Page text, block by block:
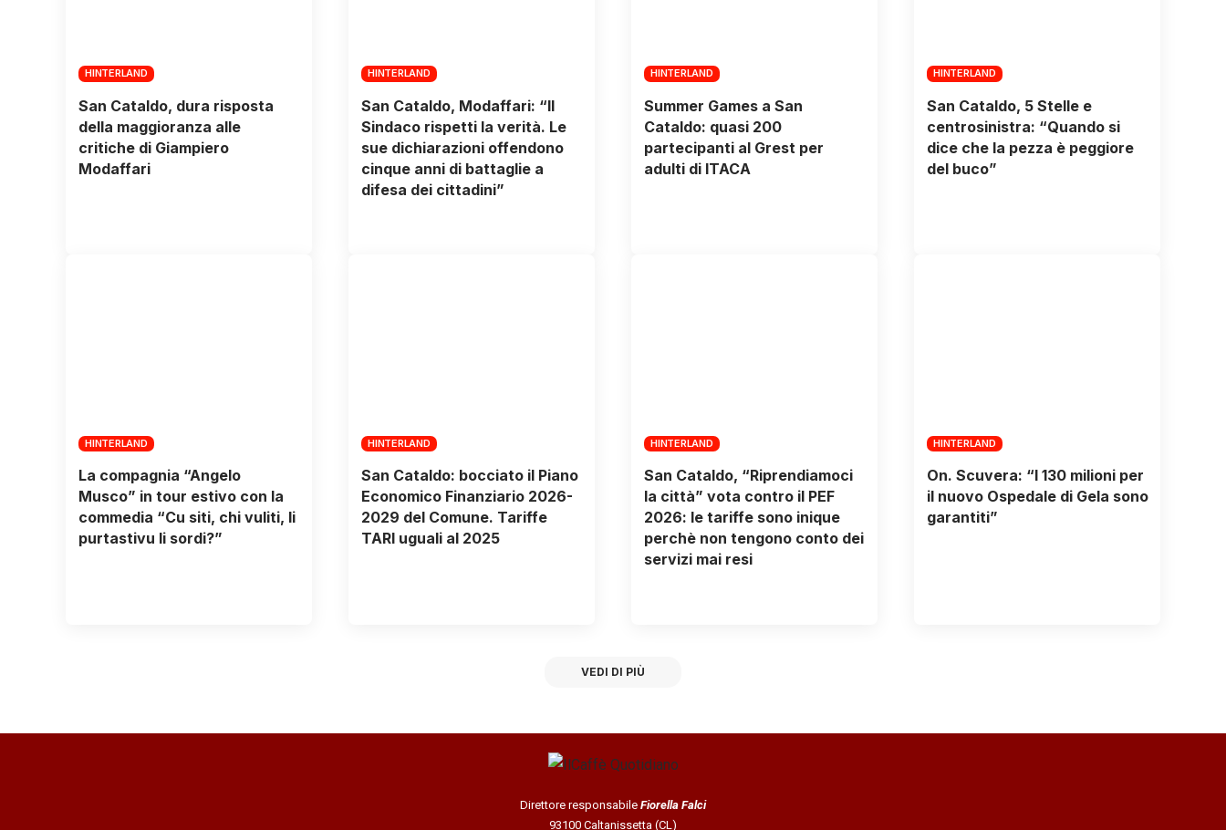
HINTERLAND
San Cataldo, dura risposta
della maggioranza alle
critiche di Giampiero
Modaffari
HINTERLAND
San Cataldo, Modaffari: “Il
Sindaco rispetti la verità. Le
sue dichiarazioni offendono
cinque anni di battaglie a
difesa dei cittadini”
HINTERLAND
Summer Games a San
Cataldo: quasi 200
partecipanti al Grest per
adulti di ITACA
HINTERLAND
San Cataldo, 5 Stelle e
centrosinistra: “Quando si
dice che la pezza è peggiore
del buco”
HINTERLAND
La compagnia “Angelo
Musco” in tour estivo con la
commedia “Cu siti, chi vuliti, li
purtastivu li sordi?”
HINTERLAND
San Cataldo: bocciato il Piano
Economico Finanziario 2026-
2029 del Comune. Tariffe
TARI uguali al 2025
HINTERLAND
San Cataldo, “Riprendiamoci
la città” vota contro il PEF
2026: le tariffe sono inique
perchè non tengono conto dei
servizi mai resi
HINTERLAND
On. Scuvera: “I 130 milioni per
il nuovo Ospedale di Gela sono
garantiti”
VEDI DI PIÙ
Direttore responsabile Fiorella Falci
93100 Caltanissetta (CL)